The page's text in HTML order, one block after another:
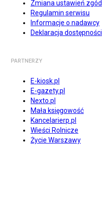
Zmiana ustawień zgód
Regulamin serwisu
Informacje o nadawcy
Deklaracja dostępności
PARTNERZY
E-kiosk.pl
E-gazety.pl
Nexto.pl
Mała księgowość
Kancelarierp.pl
Wieści Rolnicze
Życie Warszawy